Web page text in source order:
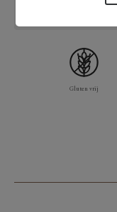
Gluten vrij